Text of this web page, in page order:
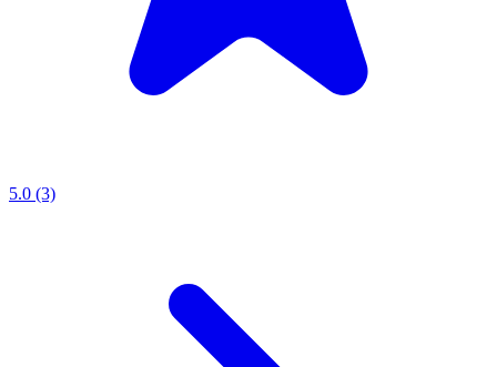
5.0 (3)